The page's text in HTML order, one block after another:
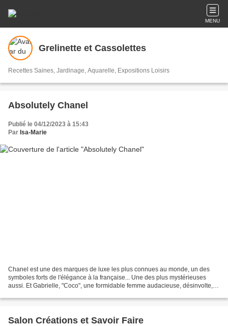
MENU
Grelinette et Cassolettes
Recettes Saines, Jardinage, Aquarelle, Expositions Loisirs
Absolutely Chanel
Publié le 04/12/2023 à 15:43
Par Isa-Marie
Chanel est une des marques de luxe les plus connues au monde, un des
symboles forts de l'élégance à la française... Une des plus mystérieuses
aussi. Et Gabrielle, "Coco", une formidable femme audacieuse, désinvolte,
Salon Créations et Savoir Faire